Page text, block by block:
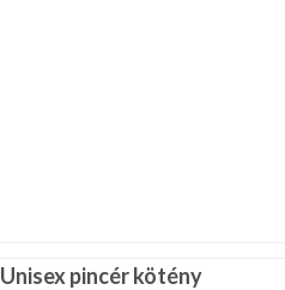
Unisex pincér kötény